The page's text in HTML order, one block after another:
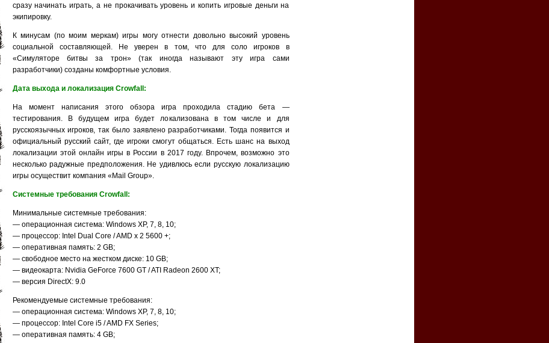
сразу начинать играть, а не прокачивать уровень и копить игровые деньги на
экипировку.
К минусам (по моим меркам) игры могу отнести довольно высокий уровень
социальной составляющей. Не уверен в том, что для соло игроков в
«Симуляторе битвы за трон» (так иногда называют эту игра сами
разработчики) созданы комфортные условия.
Дата выхода и локализация Crowfall:
На момент написания этого обзора игра проходила стадию бета —
тестирования. В будущем игра будет локализована в том числе и для
русскоязычных игроков, так было заявлено разработчиками. Тогда появится и
официальный русский сайт, где игроки смогут общаться. Есть шанс на выход
локализации этой онлайн игры в России в 2017 году. Впрочем, возможно это
несколько радужные предположения. Не удивлюсь если русскую локализацию
игры осуществит компания «Mail Group».
Системные требования Crowfall:
Минимальные системные требования:
— операционная система: Windows XP, 7, 8, 10;
— процессор: Intel Dual Core / AMD x 2 5600 +;
— оперативная память: 2 GB;
— свободное место на жестком диске: 10 GB;
— видеокарта: Nvidia GeForce 7600 GT / ATI Radeon 2600 XT;
— версия DirectX: 9.0
Рекомендуемые системные требования:
— операционная система: Windows XP, 7, 8, 10;
— процессор: Intel Core i5 / AMD FX Series;
— оперативная память: 4 GB;